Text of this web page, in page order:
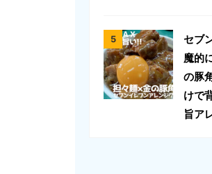
セブ
魔的
の豚
けで
旨ア